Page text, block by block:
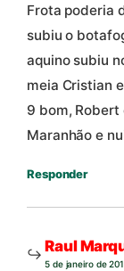
Frota poderia
subiu o
aquino subiu
meia Cristian
9 bom, Robert
Maranhão e
Responder
Raul
5 de janeiro de